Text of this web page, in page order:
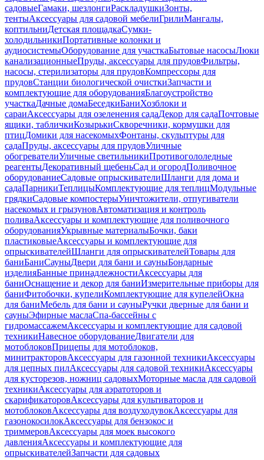
садовыеГамаки, шезлонгиРаскладушкиЗонты,
тентыАксессуары для садовой мебелиГрилиМангалы,
коптильниДетская площадкаСумки-
холодильникиПортативные колонки и
аудиосистемыОборудование для участкаБытовые насосыЛюки
канализационныеПруды, аксессуары для прудовФильтры,
насосы, стерилизаторы для прудовКомпрессоры для
прудовСтанции биологической очисткиЗапчасти и
комплектующие для оборудованияБлагоустройство
участкаДачные домаБеседкиБаниХозблоки и
сараиАксессуары для озеленения садаДекор для садаПочтовые
ящики, табличкиКозырькиСкворечники, кормушки для
птицДомики для насекомыхФонтаны, скульптуры для
садаПруды, аксессуары для прудовУличные
обогревателиУличные светильникиПротивогололедные
реагентыДекоративный щебеньСад и огородПоливочное
оборудованиеСадовые опрыскивателиШланги для дома и
садаПарникиТеплицыКомплектующие для теплицМодульные
грядкиСадовые компостерыУничтожители, отпугиватели
насекомых и грызуновАвтоматизация и контроль
поливаАксессуары и комплектующие для поливочного
оборудованияУкрывные материалыБочки, баки
пластиковыеАксессуары и комплектующие для
опрыскивателейШланги для опрыскивателейТовары для
баниБаниСауныДвери для бани и сауныБондарные
изделияБанные принадлежностиАксессуары для
баниОснащение и декор для баниИзмерительные приборы для
баниФитобочки, купелиКомплектующие для купелейОкна
для баниМебель для бани и сауныРучки дверные для бани и
сауныЭфирные маслаСпа-бассейны с
гидромассажемАксессуары и комплектующие для садовой
техникиНавесное оборудованиеДвигатели для
мотоблоковПрицепы для мотоблоков,
минитракторовАксессуары для газонной техникиАксессуары
для цепных пилАксессуары для садовой техникиАксессуары
для кусторезов, ножниц садовыхМоторные масла для садовой
техникиАксессуары для аэратоторов и
скарификаторовАксессуары для культиваторов и
мотоблоковАксессуары для воздуходувокАксессуары для
газонокосилокАксессуары для бензокос и
триммеровАксессуары для моек высокого
давленияАксессуары и комплектующие для
опрыскивателейЗапчасти для садовых